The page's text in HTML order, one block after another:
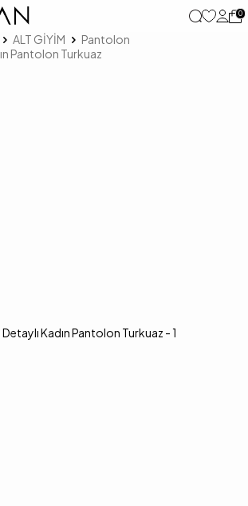
0
ALT GİYİM
Pantolon
Pantolon Turkuaz